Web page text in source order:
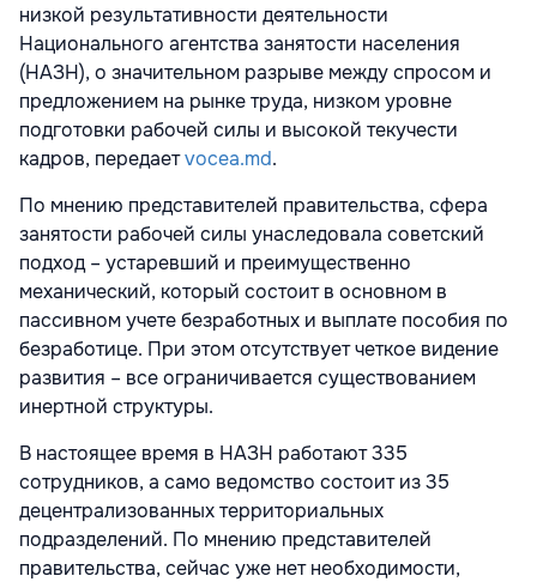
низ­кой результативности деятельнос­ти
Национально­го агентства занятости насе­ления
(НАЗН), о значительном разры­ве между спросом и
предложени­ем на рынке труда, низком уровне
подготовки рабочей силы и высо­кой текучести
кадров, передаетvocea.md.
По мнению представителей правительства, сфера
занятости рабочей силы унаследовала со­ветский
подход – устаревший и преимущественно
механический, который состоит в основном в
пассивном учете безработных и выплате пособия по
безработи­це. При этом отсутствует четкое видение
развития – все ограничи­вается существованием
инертной структуры.
В настоящее время в НАЗН ра­ботают 335
сотрудников, а само ведомство состоит из 35
децент­рализованных территориальных
подразделений. По мнению пред­ставителей
правительства, сейчас уже нет необходимости,